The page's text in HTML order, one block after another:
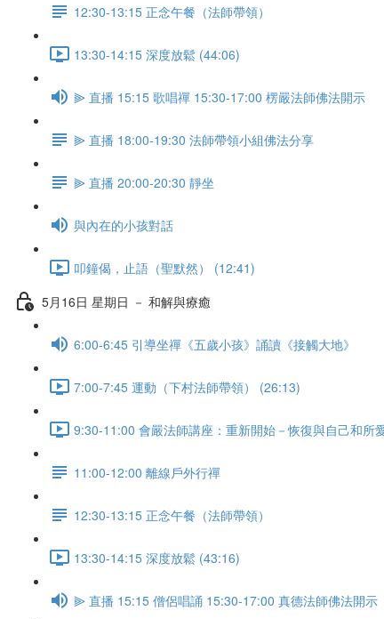
12:30-13:15 正念午餐（法師帶領）
13:30-14:15 深度放鬆 (44:06)
⫸ 直播 15:15 歌唱禪 15:30-17:00 楞嚴法師佛法開示
⫸ 直播 18:00-19:30 法師帶領小組佛法分享
⫸ 直播 20:00-20:30 靜坐
與內在的小孩對話
叩鐘偈，止語（聖默然） (12:41)
5月16日 星期日 － 和解與療癒
6:00-6:45 引導坐禪《五歲小孩》誦讀《接觸大地》
7:00-7:45 運動（下村法師帶領） (26:13)
9:30-11:00 會嚴法師講座：重新開始－恢復與自己和所
11:00-12:00 離線戶外行禪
12:30-13:15 正念午餐（法師帶領）
13:30-14:15 深度放鬆 (43:16)
⫸ 直播 15:15 僧侶唱誦 15:30-17:00 真德法師佛法開示